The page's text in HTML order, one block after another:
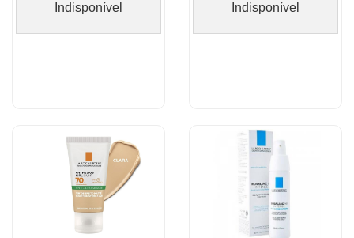
Indisponível Indisponível